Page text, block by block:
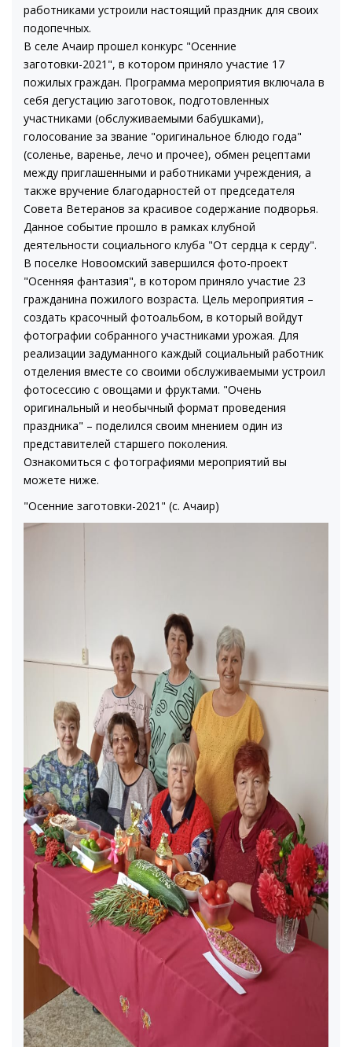
работниками устроили настоящий праздник для своих
подопечных.
В селе Ачаир прошел конкурс "Осенние
заготовки-2021", в котором приняло участие 17
пожилых граждан. Программа мероприятия включала в
себя дегустацию заготовок, подготовленных
участниками (обслуживаемыми бабушками),
голосование за звание "оригинальное блюдо года"
(соленье, варенье, лечо и прочее), обмен рецептами
между приглашенными и работниками учреждения, а
также вручение благодарностей от председателя
Совета Ветеранов за красивое содержание подворья.
Данное событие прошло в рамках клубной
деятельности социального клуба "От сердца к серду".
В поселке Новоомский завершился фото-проект
"Осенняя фантазия", в котором приняло участие 23
гражданина пожилого возраста. Цель мероприятия –
создать красочный фотоальбом, в который войдут
фотографии собранного участниками урожая. Для
реализации задуманного каждый социальный работник
отделения вместе со своими обслуживаемыми устроил
фотосессию с овощами и фруктами. "Очень
оригинальный и необычный формат проведения
праздника" – поделился своим мнением один из
представителей старшего поколения.
Ознакомиться с фотографиями мероприятий вы
можете ниже.
"Осенние заготовки-2021" (с. Ачаир)